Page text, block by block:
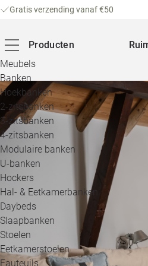
Gratis verzending vanaf €50
Producten
Meubels
Banken
Hoekbanken
2-zitsbanken
3-zitsbanken
4-zitsbanken
Modulaire banken
U-banken
Hockers
Hal- & Eetkamerbanken
Daybeds
Slaapbanken
Stoelen
Eetkamerstoelen
Fauteuils